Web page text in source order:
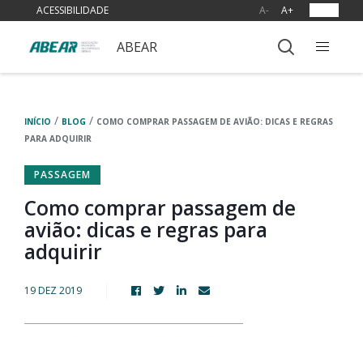
ACESSIBILIDADE A- A+
ABEAR
INÍCIO / BLOG / COMO COMPRAR PASSAGEM DE AVIÃO: DICAS E REGRAS
PARA ADQUIRIR
PASSAGEM
Como comprar passagem de
avião: dicas e regras para
adquirir
19 DEZ 2019